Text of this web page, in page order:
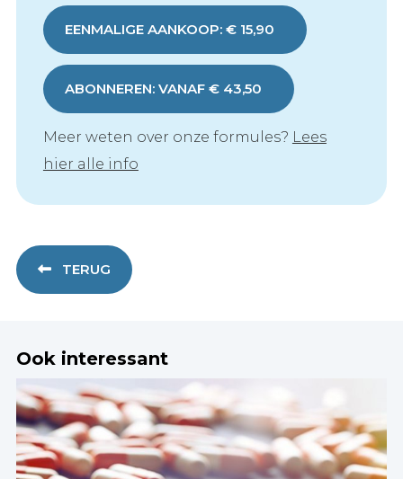
EENMALIGE AANKOOP: € 15,90
ABONNEREN: VANAF € 43,50
Meer weten over onze formules? Lees
hier alle info
TERUG
Ook interessant